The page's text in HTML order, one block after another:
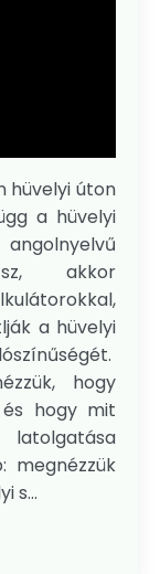
hüvelyi úton
a hüvelyi
angolnyelvű
akkor
a hüvelyi
hogy
hogy mit
megnézzük
s...